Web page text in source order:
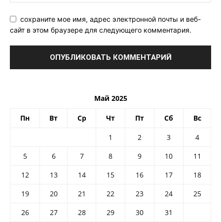
сохраните мое имя, адрес электронной почты и веб-
сайт в этом браузере для следующего комментария.
Май 2025
Пн Вт Ср Чт Пт Сб Вс
1 2 3
4
5
6 7 8 9 10
11
12
13 14 15 16 17
18
19
20 21 22 23 24
25
26
27 28 29 30
31